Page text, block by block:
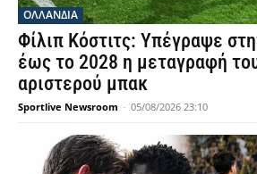
OΛΛΑΝΔΊΑ
Φίλιπ Κόστιτς: Υπέγραψε
έως το 2028 η μεταγραφή
αριστερού μπακ
Sportlive Newsroom - 05/08/2026 23:10